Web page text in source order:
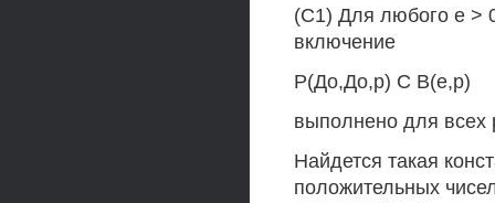
(С1) Для любого е >
включение
Р(До,До,р) С В(е,р)
выполнено для всех
Найдется такая
положительных